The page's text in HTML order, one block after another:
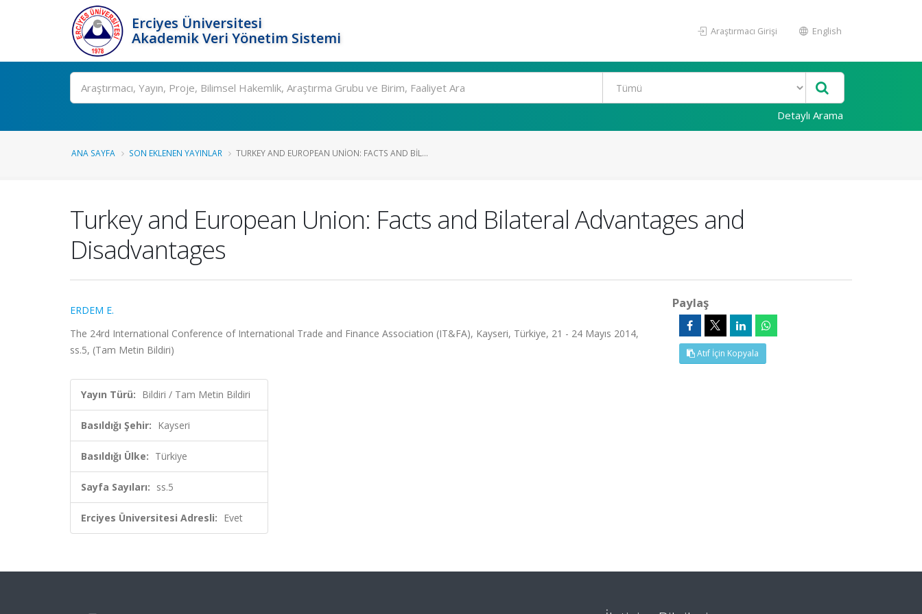
Erciyes Üniversitesi
Akademik Veri Yönetim Sistemi
Araştırmacı Girişi English
Ara
Detaylı Arama
ANA SAYFA SON EKLENEN YAYINLAR TURKEY AND EUROPEAN UNION: FACTS AND BIL...
Turkey and European Union: Facts and Bilateral Advantages and
Disadvantages
ERDEM E.
The 24rd International Conference of International Trade and Finance Association (IT&FA), Kayseri, Türkiye, 21 - 24 Mayıs 2014,
ss.5, (Tam Metin Bildiri)
Yayın Türü: Bildiri / Tam Metin Bildiri
Basıldığı Şehir: Kayseri
Basıldığı Ülke: Türkiye
Sayfa Sayıları: ss.5
Erciyes Üniversitesi Adresli: Evet
Paylaş
Atıf İçin Kopyala